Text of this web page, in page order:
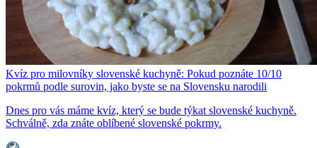
Kvíz pro milovníky slovenské kuchyně: Pokud poznáte 10/10
pokrmů podle surovin, jako byste se na Slovensku narodili
Dnes pro vás máme kvíz, který se bude týkat slovenské kuchyně.
Schválně, zda znáte oblíbené slovenské pokrmy.